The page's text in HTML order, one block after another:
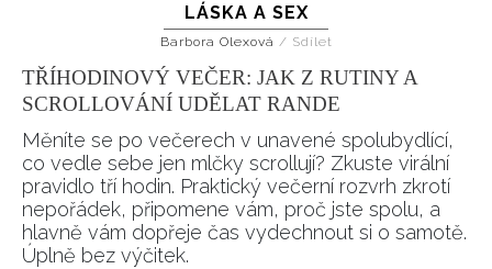
LÁSKA A SEX
Barbora Olexová / Sdílet
TŘÍHODINOVÝ VEČER: JAK Z RUTINY A
SCROLLOVÁNÍ UDĚLAT RANDE
Měníte se po večerech v unavené spolubydlící,
co vedle sebe jen mlčky scrollují? Zkuste virální
pravidlo tří hodin. Praktický večerní rozvrh zkrotí
nepořádek, připomene vám, proč jste spolu, a
hlavně vám dopřeje čas vydechnout si o samotě.
Úplně bez výčitek.